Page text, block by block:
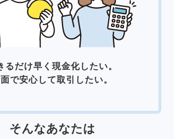
るだけ早く現金化したい。
で安心して取引したい。
そんなあなたは